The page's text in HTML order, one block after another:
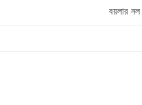
বয়লার নল